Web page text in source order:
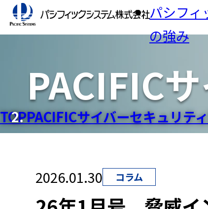
パシフィ
の強み
ソリューション一覧
業
製造
生活
IR
IR
社
パ
テム
ニュース
セ
PACIFIC
TOPPACIFICサイバーセキュリテ
2026.01.30 コラム